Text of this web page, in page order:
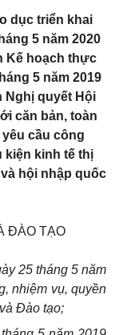
dục triển khai
5 năm 2020
Kế hoạch thực
5 năm 2019
Nghị quyết Hội
căn bản, toàn
cầu công
kiện kinh tế thị
hội nhập quốc
ĐÀO TẠO
y 25 tháng 5 năm
nhiệm vụ, quyền
à Đào tạo;